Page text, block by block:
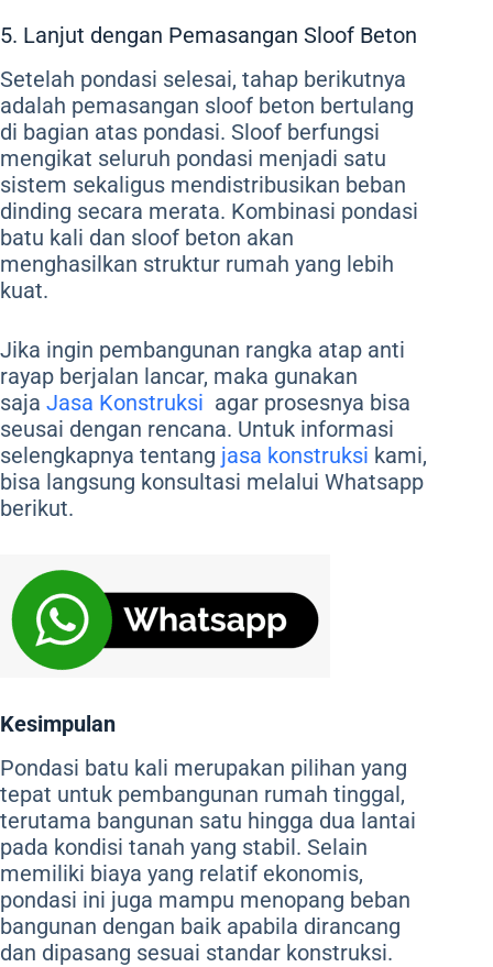
5. Lanjut dengan Pemasangan Sloof Beton
Setelah pondasi selesai, tahap berikutnya
adalah pemasangan sloof beton bertulang
di bagian atas pondasi. Sloof berfungsi
mengikat seluruh pondasi menjadi satu
sistem sekaligus mendistribusikan beban
dinding secara merata. Kombinasi pondasi
batu kali dan sloof beton akan
menghasilkan struktur rumah yang lebih
kuat.
Jika ingin pembangunan rangka atap anti
rayap berjalan lancar, maka gunakan
saja Jasa Konstruksi agar prosesnya bisa
seusai dengan rencana. Untuk informasi
selengkapnya tentang jasa konstruksi kami,
bisa langsung konsultasi melalui Whatsapp
berikut.
Kesimpulan
Pondasi batu kali merupakan pilihan yang
tepat untuk pembangunan rumah tinggal,
terutama bangunan satu hingga dua lantai
pada kondisi tanah yang stabil. Selain
memiliki biaya yang relatif ekonomis,
pondasi ini juga mampu menopang beban
bangunan dengan baik apabila dirancang
dan dipasang sesuai standar konstruksi.